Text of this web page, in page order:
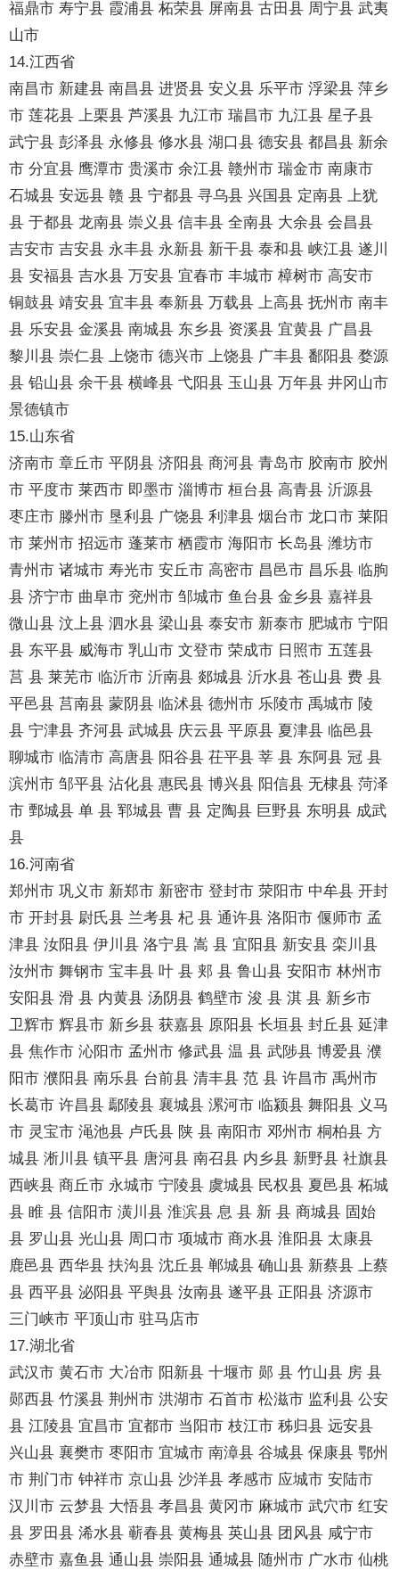
福鼎市 寿宁县 霞浦县 柘荣县 屏南县 古田县 周宁县 武夷
山市
14.江西省
南昌市 新建县 南昌县 进贤县 安义县 乐平市 浮梁县 萍乡
市 莲花县 上栗县 芦溪县 九江市 瑞昌市 九江县 星子县
武宁县 彭泽县 永修县 修水县 湖口县 德安县 都昌县 新余
市 分宜县 鹰潭市 贵溪市 余江县 赣州市 瑞金市 南康市
石城县 安远县 赣 县 宁都县 寻乌县 兴国县 定南县 上犹
县 于都县 龙南县 崇义县 信丰县 全南县 大余县 会昌县
吉安市 吉安县 永丰县 永新县 新干县 泰和县 峡江县 遂川
县 安福县 吉水县 万安县 宜春市 丰城市 樟树市 高安市
铜鼓县 靖安县 宜丰县 奉新县 万载县 上高县 抚州市 南丰
县 乐安县 金溪县 南城县 东乡县 资溪县 宜黄县 广昌县
黎川县 崇仁县 上饶市 德兴市 上饶县 广丰县 鄱阳县 婺源
县 铅山县 余干县 横峰县 弋阳县 玉山县 万年县 井冈山市
景德镇市
15.山东省
济南市 章丘市 平阴县 济阳县 商河县 青岛市 胶南市 胶州
市 平度市 莱西市 即墨市 淄博市 桓台县 高青县 沂源县
枣庄市 滕州市 垦利县 广饶县 利津县 烟台市 龙口市 莱阳
市 莱州市 招远市 蓬莱市 栖霞市 海阳市 长岛县 潍坊市
青州市 诸城市 寿光市 安丘市 高密市 昌邑市 昌乐县 临朐
县 济宁市 曲阜市 兖州市 邹城市 鱼台县 金乡县 嘉祥县
微山县 汶上县 泗水县 梁山县 泰安市 新泰市 肥城市 宁阳
县 东平县 威海市 乳山市 文登市 荣成市 日照市 五莲县
莒 县 莱芜市 临沂市 沂南县 郯城县 沂水县 苍山县 费 县
平邑县 莒南县 蒙阴县 临沭县 德州市 乐陵市 禹城市 陵
县 宁津县 齐河县 武城县 庆云县 平原县 夏津县 临邑县
聊城市 临清市 高唐县 阳谷县 茌平县 莘 县 东阿县 冠 县
滨州市 邹平县 沾化县 惠民县 博兴县 阳信县 无棣县 菏泽
市 鄄城县 单 县 郓城县 曹 县 定陶县 巨野县 东明县 成武
县
16.河南省
郑州市 巩义市 新郑市 新密市 登封市 荥阳市 中牟县 开封
市 开封县 尉氏县 兰考县 杞 县 通许县 洛阳市 偃师市 孟
津县 汝阳县 伊川县 洛宁县 嵩 县 宜阳县 新安县 栾川县
汝州市 舞钢市 宝丰县 叶 县 郏 县 鲁山县 安阳市 林州市
安阳县 滑 县 内黄县 汤阴县 鹤壁市 浚 县 淇 县 新乡市
卫辉市 辉县市 新乡县 获嘉县 原阳县 长垣县 封丘县 延津
县 焦作市 沁阳市 孟州市 修武县 温 县 武陟县 博爱县 濮
阳市 濮阳县 南乐县 台前县 清丰县 范 县 许昌市 禹州市
长葛市 许昌县 鄢陵县 襄城县 漯河市 临颍县 舞阳县 义马
市 灵宝市 渑池县 卢氏县 陕 县 南阳市 邓州市 桐柏县 方
城县 淅川县 镇平县 唐河县 南召县 内乡县 新野县 社旗县
西峡县 商丘市 永城市 宁陵县 虞城县 民权县 夏邑县 柘城
县 睢 县 信阳市 潢川县 淮滨县 息 县 新 县 商城县 固始
县 罗山县 光山县 周口市 项城市 商水县 淮阳县 太康县
鹿邑县 西华县 扶沟县 沈丘县 郸城县 确山县 新蔡县 上蔡
县 西平县 泌阳县 平舆县 汝南县 遂平县 正阳县 济源市
三门峡市 平顶山市 驻马店市
17.湖北省
武汉市 黄石市 大冶市 阳新县 十堰市 郧 县 竹山县 房 县
郧西县 竹溪县 荆州市 洪湖市 石首市 松滋市 监利县 公安
县 江陵县 宜昌市 宜都市 当阳市 枝江市 秭归县 远安县
兴山县 襄樊市 枣阳市 宜城市 南漳县 谷城县 保康县 鄂州
市 荆门市 钟祥市 京山县 沙洋县 孝感市 应城市 安陆市
汉川市 云梦县 大悟县 孝昌县 黄冈市 麻城市 武穴市 红安
县 罗田县 浠水县 蕲春县 黄梅县 英山县 团风县 咸宁市
赤壁市 嘉鱼县 通山县 崇阳县 通城县 随州市 广水市 仙桃